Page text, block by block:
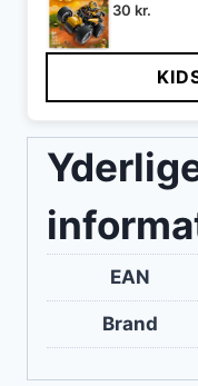
30 kr.
EAN
Brand